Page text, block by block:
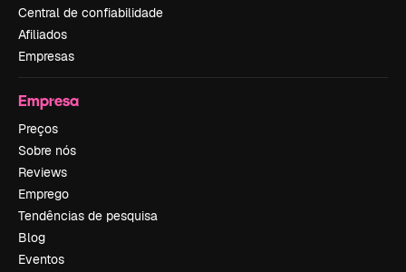
Central de confiabilidade
Afiliados
Empresas
Empresa
Preços
Sobre nós
Reviews
Emprego
Tendências de pesquisa
Blog
Eventos